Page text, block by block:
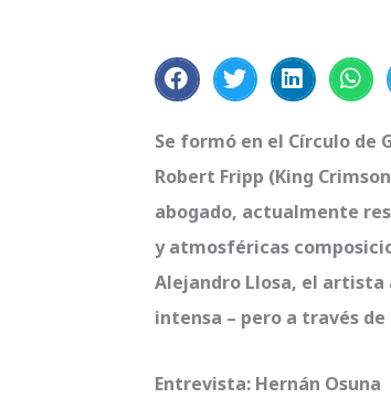
Se formó en el Círculo de
Robert Fripp (King
abogado, actualmente
y atmosféricas
Alejandro Llosa, el artista
intensa – pero a través
Entrevista: Hernán Osuna